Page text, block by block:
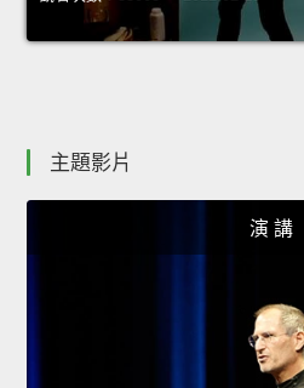
主題影片
演 講